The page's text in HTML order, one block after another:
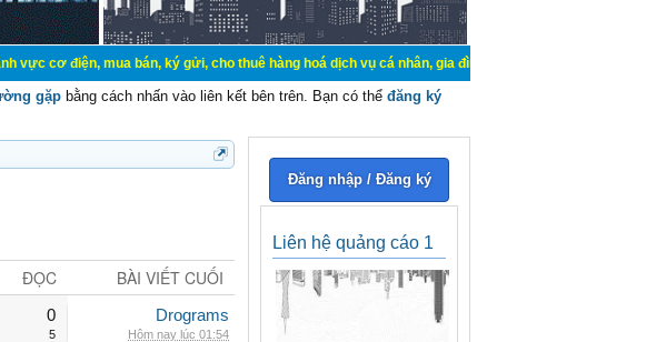
mua bán, ký gửi, cho thuê hàng hoá dịch vụ cá nhân, gia đình. Mua bán, ký gửi, cho thuê thiết bị
gặp bằng cách nhấn vào liên kết bên trên. Bạn có thể đăng ký
ĐỌC BÀI VIẾT CUỐI
0
5
Drograms
Hôm nay lúc 01:54
Đăng nhập / Đăng ký
Liên hệ quảng cáo 1